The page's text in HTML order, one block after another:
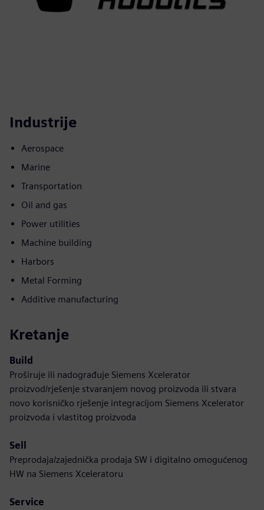
Industrije
Aerospace
Marine
Transportation
Oil and gas
Power utilities
Machine building
Harbors
Metal Forming
Additive manufacturing
Kretanje
Build
Proširuje ili nadograđuje Siemens Xcelerator
proizvod/rješenje stvaranjem novog proizvoda ili stvara
novo korisničko rješenje integracijom Siemens Xcelerator
proizvoda i vlastitog proizvoda
Sell
Preprodaja/zajednička prodaja SW i digitalno omogućenog
HW na Siemens Xceleratoru
Service